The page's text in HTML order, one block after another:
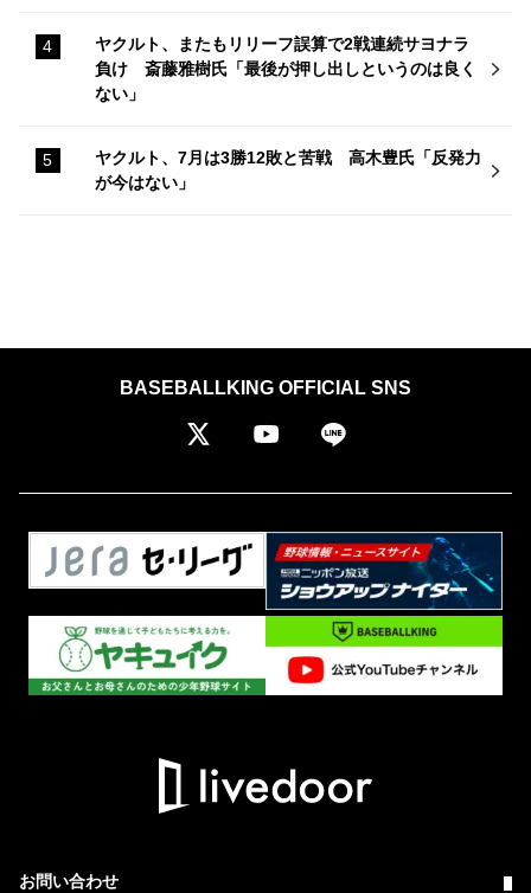
ヤクルト、またもリリーフ誤算で2戦連続サヨナラ
負け 斎藤雅樹氏「最後が押し出しというのは良く
ない」
ヤクルト、7月は3勝12敗と苦戦 高木豊氏「反発力
が今はない」
BASEBALLKING OFFICIAL SNS
お問い合わせ